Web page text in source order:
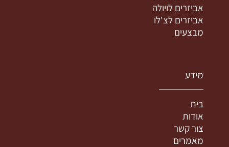
אביזרים לויולה
אביזרים לצ'לו
מבצעים
אודות
צור קשר
מאמרים